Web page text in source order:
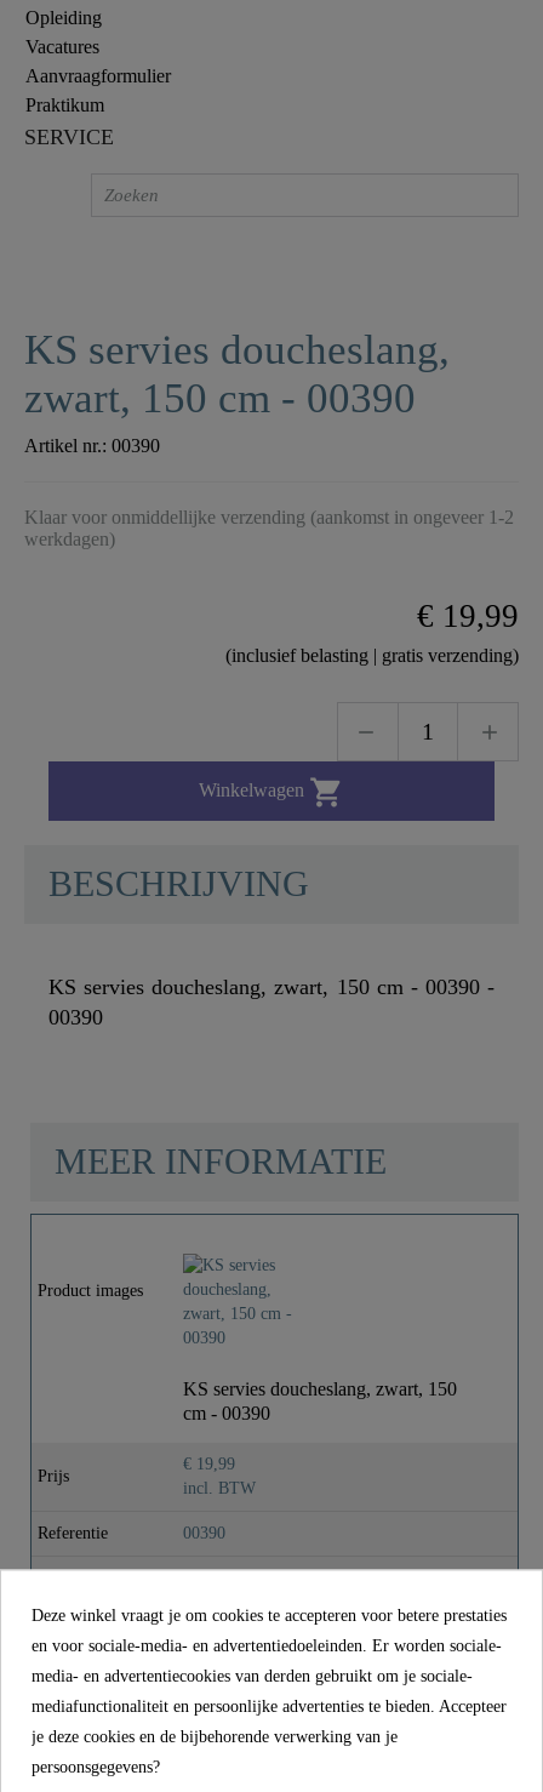
Opleiding
Vacatures
Aanvraagformulier
Praktikum
SERVICE
KS servies doucheslang,
zwart, 150 cm - 00390
Artikel nr.: 00390
Klaar voor onmiddellijke verzending (aankomst in ongeveer 1-2
werkdagen)
€ 19,99
(inclusief belasting | gratis verzending)
Winkelwagen 
BESCHRIJVING
KS servies doucheslang, zwart, 150 cm - 00390 -
00390
Gewicht
MEER INFORMATIE
Product images
KS servies doucheslang, zwart, 150
cm - 00390
Prijs
€ 19,99
incl. BTW
Referentie 00390
Gewicht 0,1 kg
Lengte 150,0 cm
CONTACT
Deze winkel vraagt je om cookies te accepteren voor betere prestaties
en voor sociale-media- en advertentiedoeleinden. Er worden sociale-
media- en advertentiecookies van derden gebruikt om je sociale-
mediafunctionaliteit en persoonlijke advertenties te bieden. Accepteer
je deze cookies en de bijbehorende verwerking van je
persoonsgegevens?